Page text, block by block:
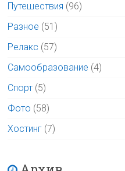
Путешествия (96)
Разное (51)
Релакс (57)
Самообразование (4)
Спорт (5)
Фото (58)
Хостинг (7)